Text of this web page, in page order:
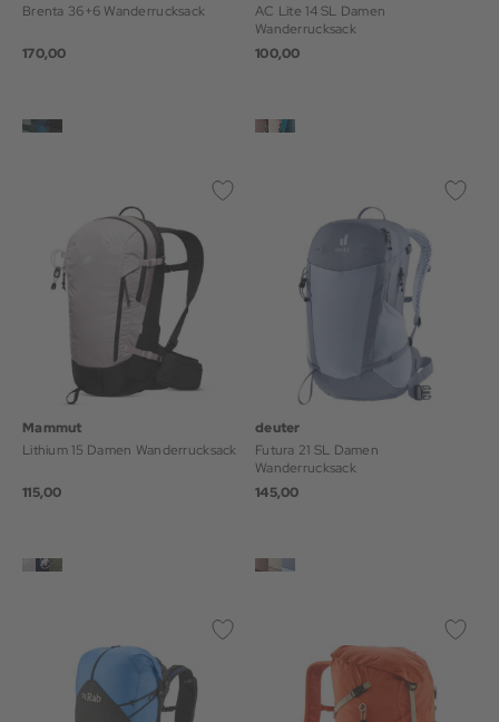
Brenta 36+6 Wanderrucksack
170,00
AC Lite 14 SL Damen
Wanderrucksack
100,00
Mammut
Lithium 15 Damen Wanderrucksack
115,00
deuter
Futura 21 SL Damen
Wanderrucksack
145,00